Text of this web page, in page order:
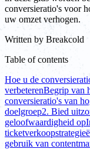
conversieratio's voor
uw omzet verhogen.
Written by Breakcold
Table of contents
Hoe u de
verbeterenBegrip van
conversieratio's van
doelgroep2. Bied
geloofwaardigheid op
gebruik van